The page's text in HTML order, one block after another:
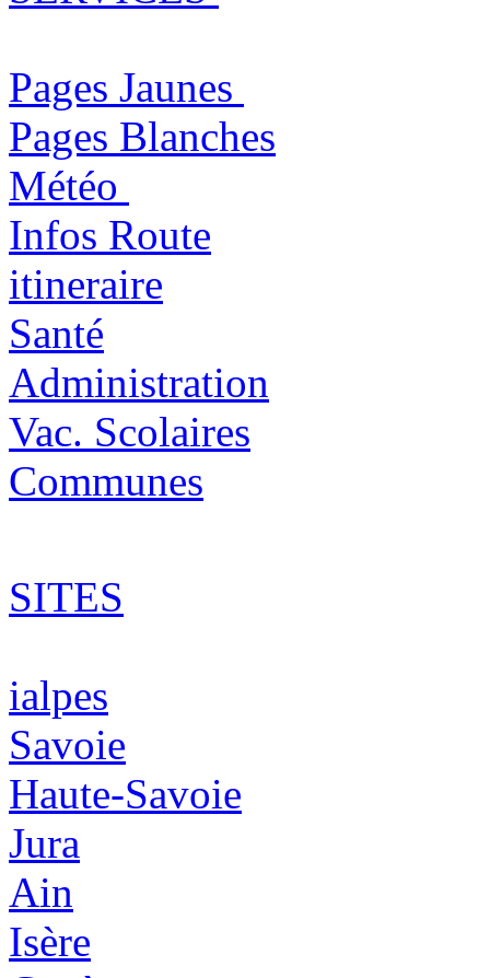
Pages Jaunes
Pages Blanches
Météo
Infos Route
itineraire
Santé
Administration
Vac. Scolaires
Communes
SITES
ialpes
Savoie
Haute-Savoie
Jura
Ain
Isère